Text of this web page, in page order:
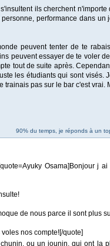
ils cherchent
personne, performance dans
peuvent tenter de te
peuvent essayer de te voler
tout de suite après.
les étudiants qui sont visés.
trainais pas sur le bar c'est vrai.
90% du temps, je réponds à un
Osama]Bonjour j
de nous parce il sont plus
nos compte![/quote]
ou un jounin, qui ont la